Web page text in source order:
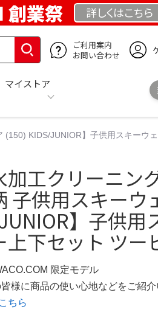
創業祭 詳しくはこちら
ご利用案内
お問い合わせ
マイストア
KIDS/JUNIOR】子供用スキーウ
加工クリーニ
子供用スキーウ
】子供用
上下セット ツー
限定モデル
様に商品の使い心地などをご紹介
ちら